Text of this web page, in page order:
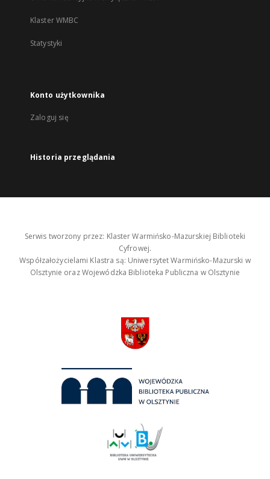
Klaster WMBC
Statystyki
Konto użytkownika
Zaloguj się
Historia przeglądania
Serwis tworzony przez: Klaster Warmińsko-Mazurskiej Biblioteki
Cyfrowej.
Współzałożycielami Klastra są: Uniwersytet Warmińsko-Mazurski w
Olsztynie oraz Wojewódzka Biblioteka Publiczna w Olsztynie